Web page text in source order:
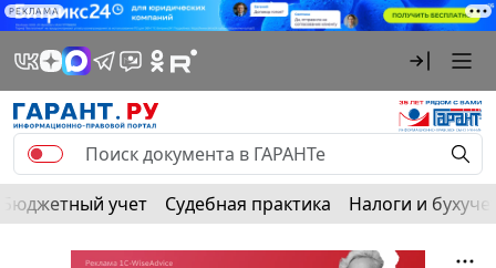
РЕКЛАМА
Бюджетный учет Судебная практика Налоги и